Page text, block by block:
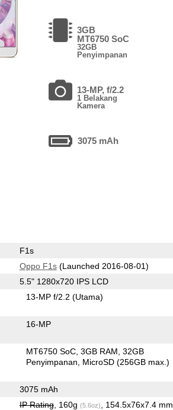
3GB
MT6750 SoC
32GB
Penyimpanan
13-MP, f/2.2
1 Belakang
Kamera
3075 mAh
F1s
Oppo F1s(Launched 2016-08-01)
5.5" 1280x720 IPS LCD
13-MP f/2.2(Utama)
16-MP
MT6750 SoC 3GB RAM 32GB
Penyimpanan
MicroSD (256GB max.)
3075 mAh
IP Rating, 160g (5.6oz) , 154.5x76x7.4 mm